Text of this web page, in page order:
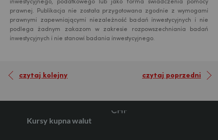
inwestycyjnego, podatkowego lub jako forma świadczenia pomocy
prawnej. Publikacja nie została przygotowana zgodnie z wymogami
prawnymi zapewniającymi niezależność badań inwestycyjnych i nie
podlega żadnym zakazom w zakresie rozpowszechniania badań
inwestycyjnych i nie stanowi badania inwestycyjnego.
czytaj kolejny czytaj poprzedni
Kursy kupna walut
GBP